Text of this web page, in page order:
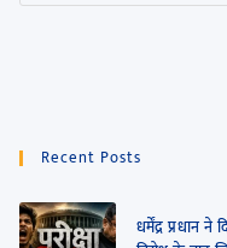
Recent Posts
धर्मेंद्र प्रधान ने